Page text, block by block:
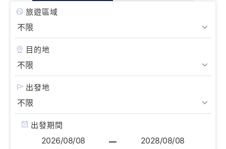
旅遊區域
目的地
出發地
出發期間